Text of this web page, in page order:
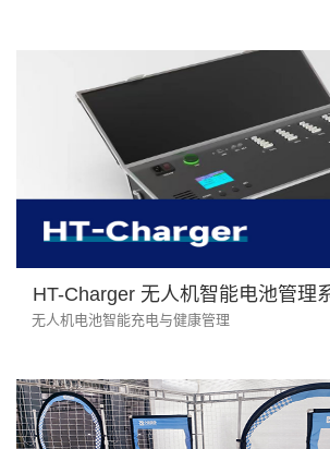
HT-Charger 无人机智能电池管理
无人机电池智能充电与健康管理